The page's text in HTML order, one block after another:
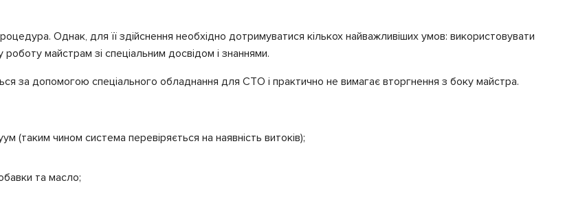
Однак, для її здійснення необхідно дотримуватися кількох найважливіших умов: використовувати
майстрам зі спеціальним досвідом і знаннями.
за допомогою спеціального обладнання для СТО і практично не вимагає вторгнення з боку майстра.
(таким чином система перевіряється на наявність витоків);
та масло;